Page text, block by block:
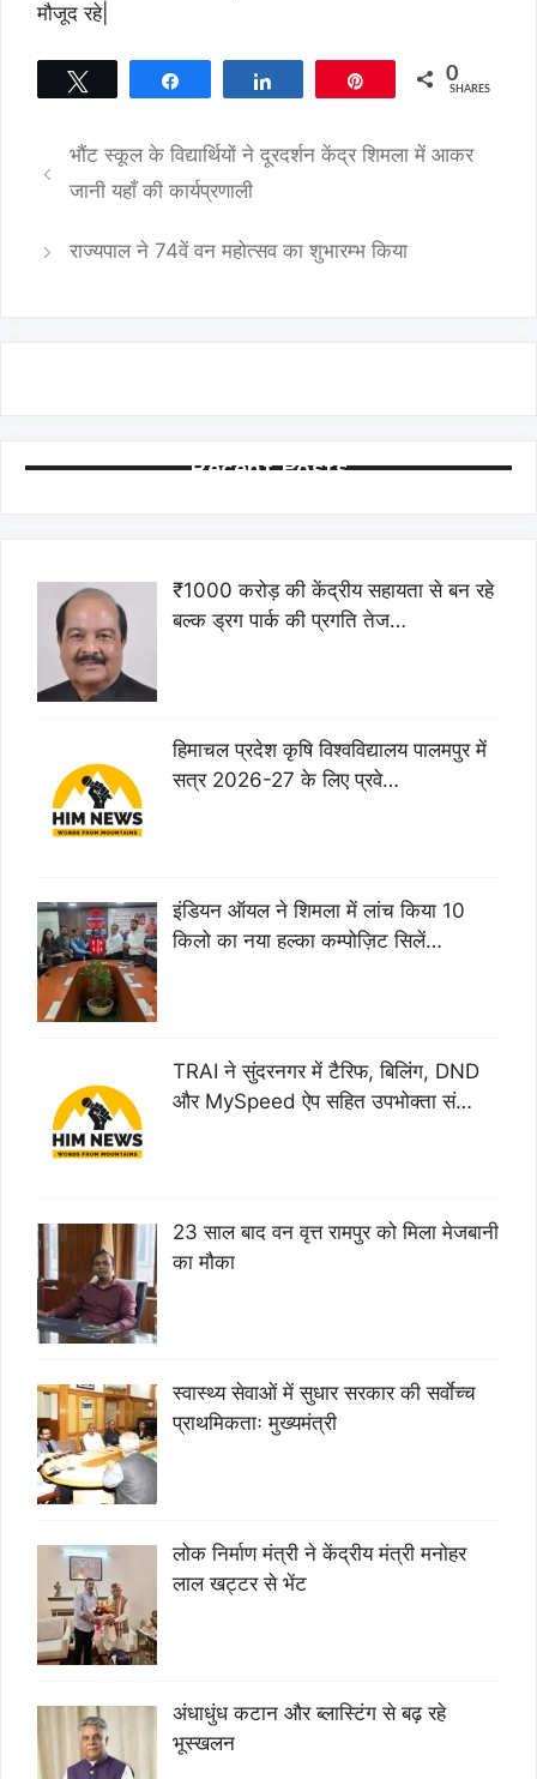
मौजूद रहे|
0
SHARES
भौंट स्कूल के विद्यार्थियों ने दूरदर्शन केंद्र शिमला में आकर
जानी यहाँ की कार्यप्रणाली
राज्यपाल ने 74वें वन महोत्सव का शुभारम्भ किया
Recent Posts
₹1000 करोड़ की केंद्रीय सहायता से बन रहे
बल्क ड्रग पार्क की प्रगति तेज…
हिमाचल प्रदेश कृषि विश्वविद्यालय पालमपुर में
सत्र 2026-27 के लिए प्रवे…
इंडियन ऑयल ने शिमला में लांच किया 10
किलो का नया हल्का कम्पोज़िट सिलें…
TRAI ने सुंदरनगर में टैरिफ, बिलिंग, DND
और MySpeed ऐप सहित उपभोक्ता सं…
23 साल बाद वन वृत्त रामपुर को मिला मेजबानी
का मौका
स्वास्थ्य सेवाओं में सुधार सरकार की सर्वाेच्च
प्राथमिकताः मुख्यमंत्री
लोक निर्माण मंत्री ने केंद्रीय मंत्री मनोहर
लाल खट्टर से भेंट
अंधाधुंध कटान और ब्लास्टिंग से बढ़ रहे
भूस्खलन